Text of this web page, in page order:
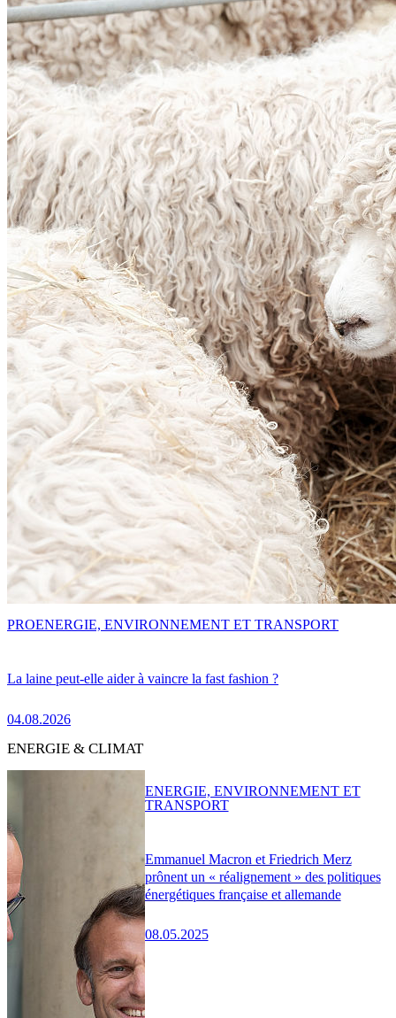
La laine peut-elle aider à vaincre la fast fashion ?
04.08.2026
PROENERGIE, ENVIRONNEMENT ET TRANSPORT
ENERGIE & CLIMAT
Emmanuel Macron et Friedrich Merz
prônent un « réalignement » des politiques
énergétiques française et allemande
08.05.2025
ENERGIE, ENVIRONNEMENT ET
TRANSPORT